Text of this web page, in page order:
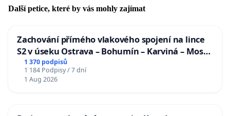
Další petice, které by vás mohly zajímat
Zachování přímého vlakového spojení na lince
S2 v úseku Ostrava – Bohumín – Karviná – Mosty
u Jablunkova
1 370 podpisů
1 184 Podpisy / 7 dní
1 Aug 2026